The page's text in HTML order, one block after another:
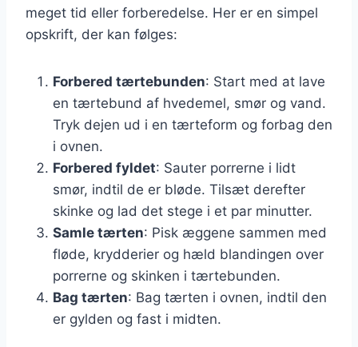
meget tid eller forberedelse. Her er en simpel
opskrift, der kan følges:
Forbered tærtebunden: Start med at lave
en tærtebund af hvedemel, smør og vand.
Tryk dejen ud i en tærteform og forbag den
i ovnen.
Forbered fyldet: Sauter porrerne i lidt
smør, indtil de er bløde. Tilsæt derefter
skinke og lad det stege i et par minutter.
Samle tærten: Pisk æggene sammen med
fløde, krydderier og hæld blandingen over
porrerne og skinken i tærtebunden.
Bag tærten: Bag tærten i ovnen, indtil den
er gylden og fast i midten.